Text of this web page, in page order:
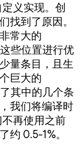
义实现。创
找到了原因。
常大的
些位置进行优
量条目，且生
巨大的
其中的几个条
，我们将编译时
再使用之前
约 0.5-1%。